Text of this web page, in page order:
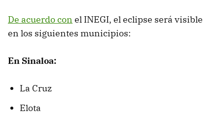
De acuerdo con el INEGI, el eclipse será visible
en los siguientes municipios:
En Sinaloa:
La Cruz
Elota